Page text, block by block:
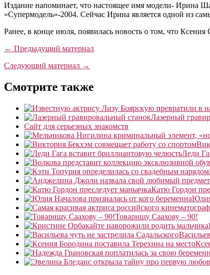
Издание напоминает, что настоящее имя модели- Ирина
«Супермодель»-2004. Сейчас Ирина является одной из
Ранее, в конце июля, появилась новость о том, что Ксения
← Предыдущий материал
Следующий материал →
Смотрите также
Лазерный
Сайт для серьезных знакомств
Леди
Катю Гордон
Юлия
Товарищу Саахову – 90!